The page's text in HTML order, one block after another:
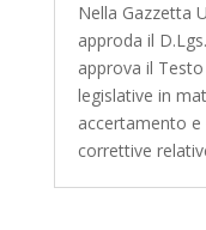
Nella Gazzetta
approda il
approva il
legislative in
accertamento
correttive